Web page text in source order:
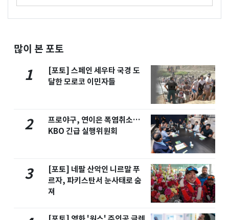
많이 본 포토
1
[포토] 스페인 세우타 국경 도
달한 모로코 이민자들
2
프로야구, 연이은 폭염취소…
KBO 긴급 실행위원회
3
[포토] 네팔 산악인 니르말 푸
르자, 파키스탄서 눈사태로 숨
져